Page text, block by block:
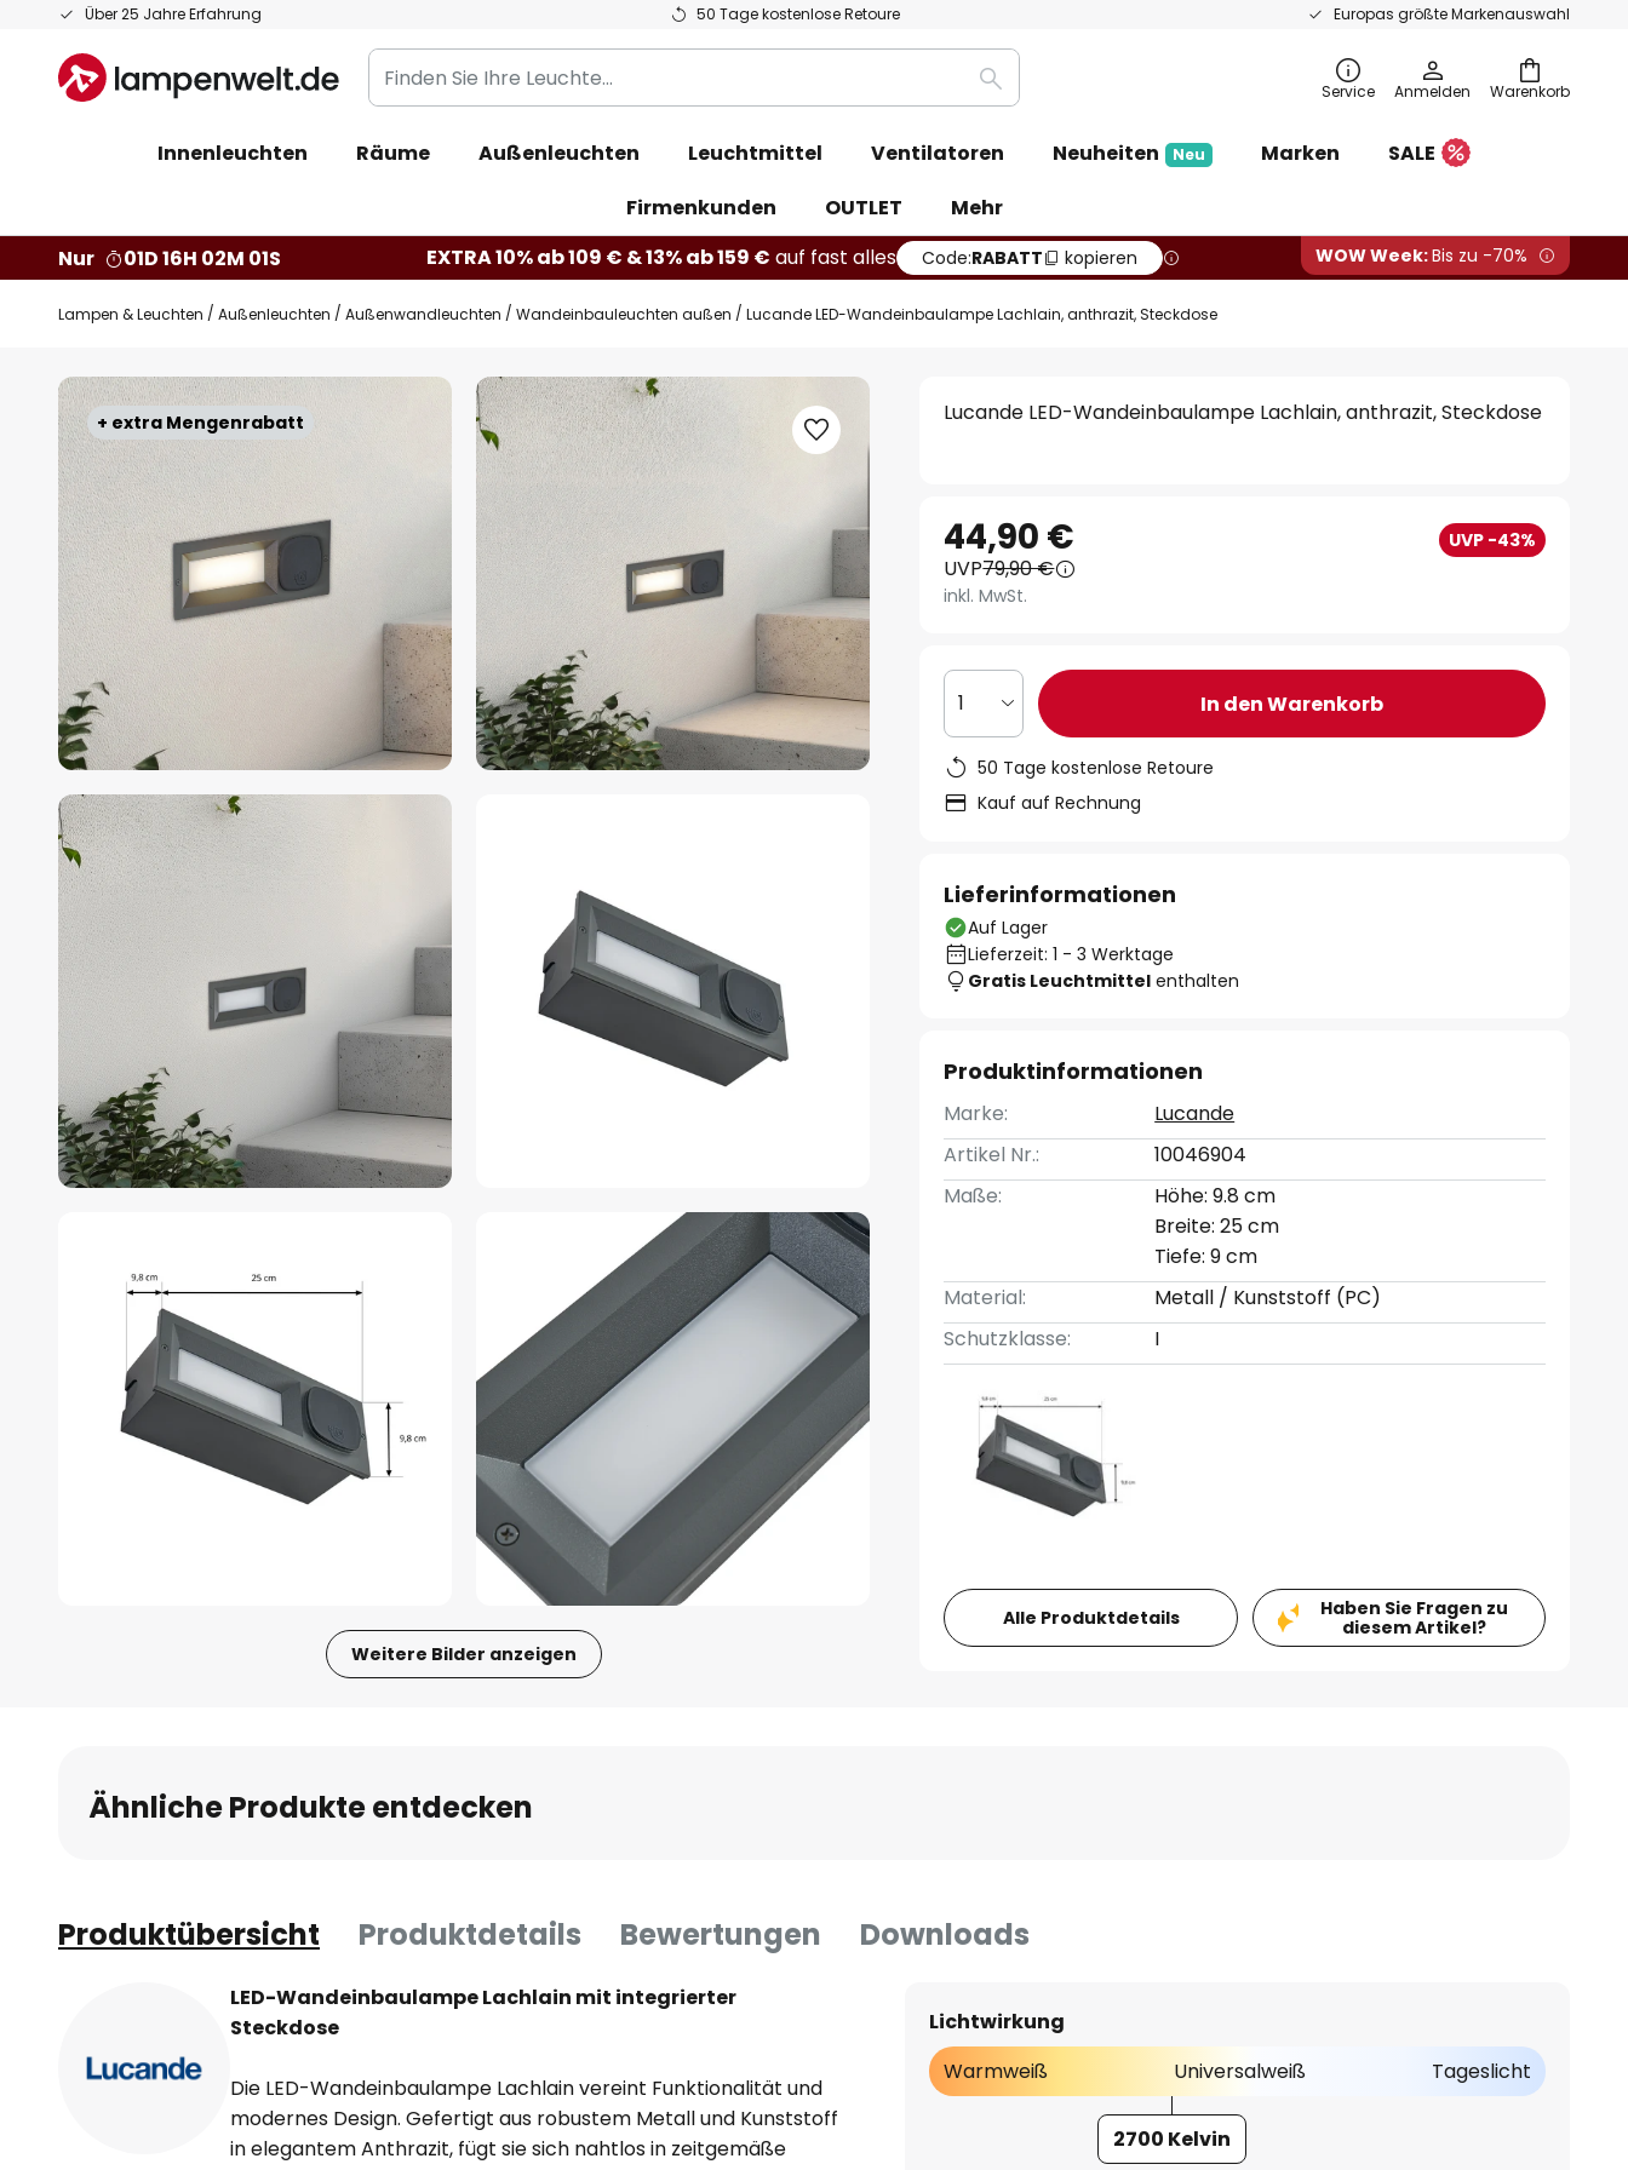
Über 25 Jahre Erfahrung 50 Tage kostenlose Retoure Europas größte Markenauswahl
Zum
springen
Warenkorb
Finden
Sie
Leuchte...
Suche Service Anmelden
Innenleuchten Räume Außenleuchten Leuchtmittel Ventilatoren Neuheiten Neu Marken
SALE
Firmenkunden
OUTLET
Mehr
Nur
01D 16H 02M 00S EXTRA 10% ab 109 € & 13% ab 159 € auf fast alles Code:RABATT kopieren WOW Week:Bis zu -70%
Lampen & Leuchten Außenleuchten Außenwandleuchten Wandeinbauleuchten außen Lucande LED-Wandeinbaulampe Lachlain, anthrazit, Steckdose
+ extra Mengenrabatt
Zum
Ende
der
Bildgalerie
springen
Weitere Bilder anzeigen
Bildgalerie
springen
Lucande LED-Wandeinbaulampe Lachlain, anthrazit, Steckdose
44,90 € UVP -43%
UVP79,90 €
inkl. MwSt.
1 In den Warenkorb
50 Tage kostenlose Retoure
Kauf auf Rechnung
Lieferinformationen
Auf Lager
Lieferzeit: 1 - 3 Werktage
Gratis Leuchtmittel enthalten
Produktinformationen
Marke:
Lucande
Artikel Nr.:
10046904
Maße:
Höhe: 9.8 cm
Breite: 25 cm
Tiefe: 9 cm
Material:
Metall / Kunststoff (PC)
Schutzklasse:
I
Alle Produktdetails
Haben Sie Fragen zu
diesem Artikel?
Ähnliche Produkte entdecken
Produktübersicht Produktdetails Bewertungen Downloads
LED-Wandeinbaulampe Lachlain mit integrierter
Steckdose
Die LED-Wandeinbaulampe Lachlain vereint Funktionalität und
modernes Design. Gefertigt aus robustem Metall und Kunststoff
in elegantem Anthrazit, fügt sie sich nahtlos in zeitgemäße
Lichtwirkung
Warmweiß
Universalweiß Tageslicht
2700 Kelvin